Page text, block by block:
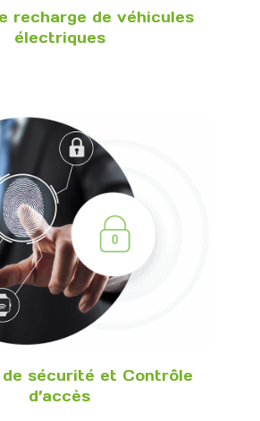
recharge de véhicules
électriques
sécurité et Contrôle
d’accès